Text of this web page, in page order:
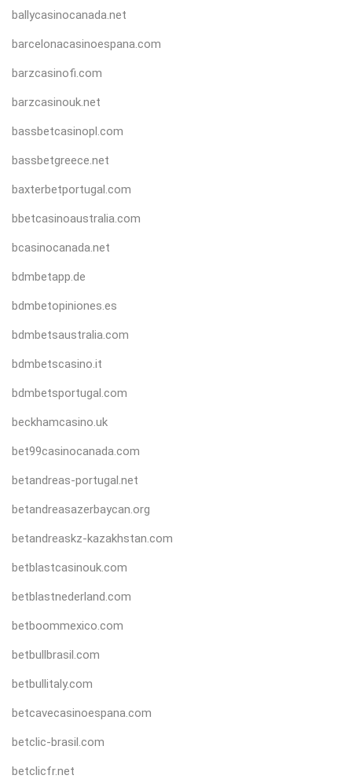
ballycasinocanada.net
barcelonacasinoespana.com
barzcasinofi.com
barzcasinouk.net
bassbetcasinopl.com
bassbetgreece.net
baxterbetportugal.com
bbetcasinoaustralia.com
bcasinocanada.net
bdmbetapp.de
bdmbetopiniones.es
bdmbetsaustralia.com
bdmbetscasino.it
bdmbetsportugal.com
beckhamcasino.uk
bet99casinocanada.com
betandreas-portugal.net
betandreasazerbaycan.org
betandreaskz-kazakhstan.com
betblastcasinouk.com
betblastnederland.com
betboommexico.com
betbullbrasil.com
betbullitaly.com
betcavecasinoespana.com
betclic-brasil.com
betclicfr.net